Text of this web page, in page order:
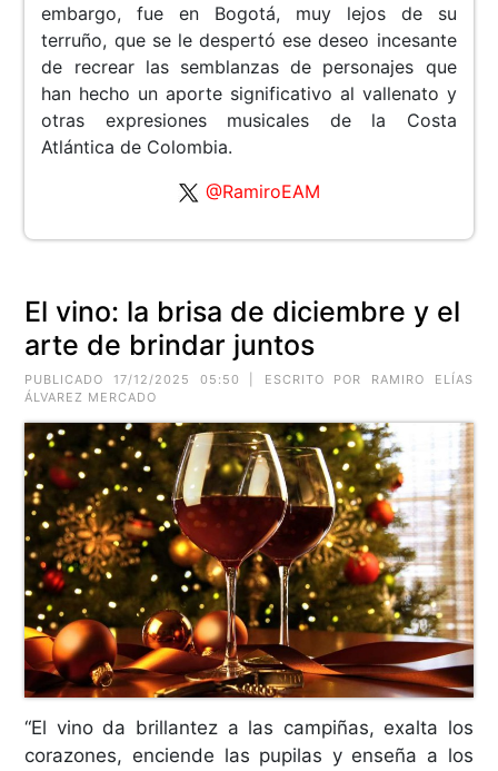
embargo, fue en Bogotá, muy lejos de su
terruño, que se le despertó ese deseo incesante
de recrear las semblanzas de personajes que
han hecho un aporte significativo al vallenato y
otras expresiones musicales de la Costa
Atlántica de Colombia.
@RamiroEAM
El vino: la brisa de diciembre y el
arte de brindar juntos
PUBLICADO 17/12/2025 05:50 | ESCRITO POR RAMIRO ELÍAS
ÁLVAREZ MERCADO
“El vino da brillantez a las campiñas, exalta los
corazones, enciende las pupilas y enseña a los